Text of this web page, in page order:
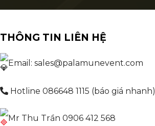
THÔNG TIN LIÊN HỆ
Email: sales@palamunevent.com
Hotline 086648 1115 (báo giá nhanh)
Mr Thu Trần 0906 412 568